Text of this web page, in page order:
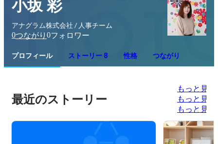
小坂 彩
アナグラム株式会社 / 人事チーム
0つながり 0フォロワー
プロフィール ストーリー 8 性格 つながり
最近のストーリー
もっと見る
もっと見る
もっと見る